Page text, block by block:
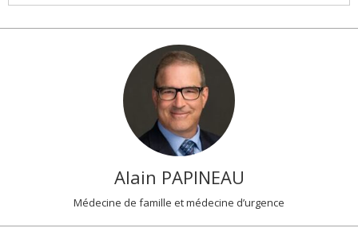
Alain PAPINEAU
Médecine de famille et médecine d’urgence